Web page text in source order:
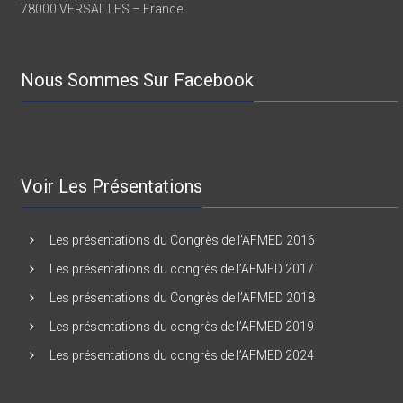
78000 VERSAILLES – France
Nous Sommes Sur Facebook
Voir Les Présentations
Les présentations du Congrès de l’AFMED 2016
Les présentations du congrès de l’AFMED 2017
Les présentations du Congrès de l’AFMED 2018
Les présentations du congrès de l’AFMED 2019
Les présentations du congrès de l’AFMED 2024